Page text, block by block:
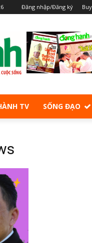
Đăng nhập/Đăng ký
TV SỐNG ĐẠO